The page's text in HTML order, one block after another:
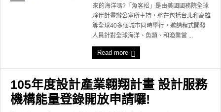
來的海洋嗎?「魚客松」是由美國國務院全球
夥伴計畫辦公室所主持，將在包括台北和高雄
等全球40多個城市同時舉行，邀請程式開發
人員針對全球海洋、魚類、和漁業當 ...
Read more
105年度設計產業翱翔計畫 設計服務
機構能量登錄開放申請囉!